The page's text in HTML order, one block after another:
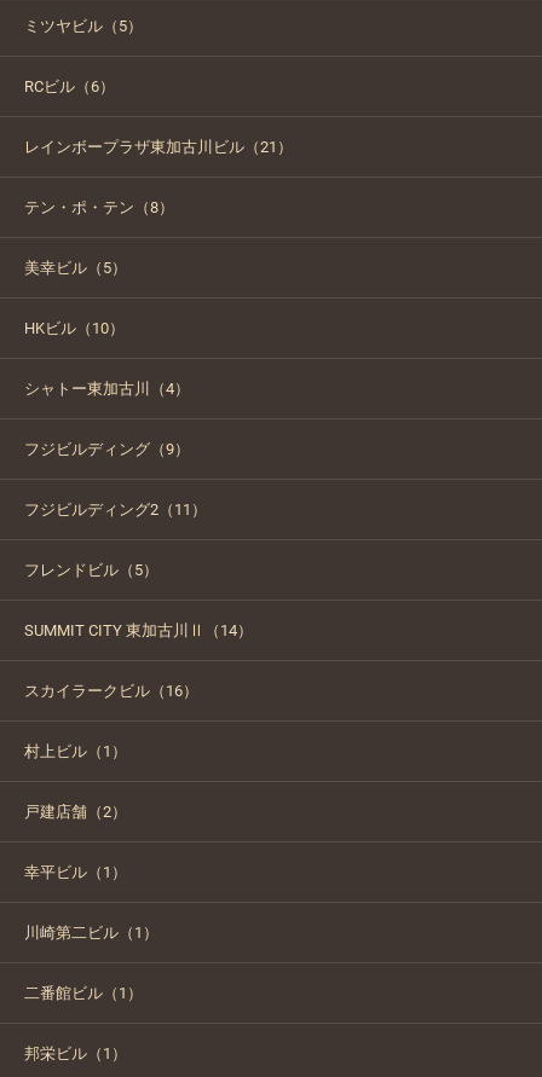
ミツヤビル（5）
RCビル（6）
レインボープラザ東加古川ビル（21）
テン・ポ・テン（8）
美幸ビル（5）
HKビル（10）
シャトー東加古川（4）
フジビルディング（9）
フジビルディング2（11）
フレンドビル（5）
SUMMIT CITY 東加古川Ⅱ（14）
スカイラークビル（16）
村上ビル（1）
戸建店舗（2）
幸平ビル（1）
川崎第二ビル（1）
二番館ビル（1）
邦栄ビル（1）